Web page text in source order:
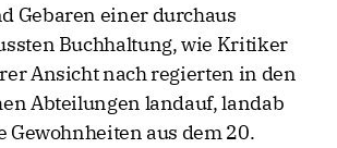
Gebaren einer durchaus
Buchhaltung, wie Kritiker
Ansicht nach regierten in den
Abteilungen landauf, landab
Gewohnheiten aus dem 20.